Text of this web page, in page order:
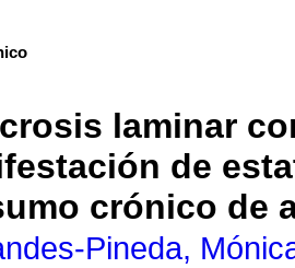
laminar
de
crónico de
Pineda,